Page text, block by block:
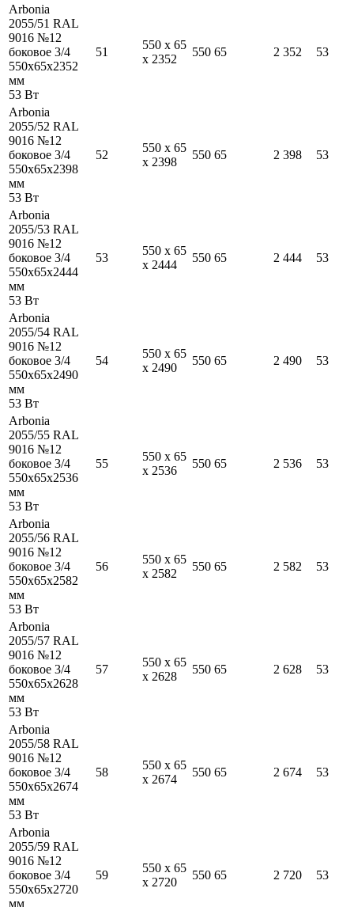
Arbonia
2055/51 RAL
9016 №12
боковое 3/4
550x65x2352
мм
53 Вт
51
550 x 65
x 2352
550 65 2 352 53
Arbonia
2055/52 RAL
9016 №12
боковое 3/4
550x65x2398
мм
53 Вт
52
550 x 65
x 2398
550 65 2 398 53
Arbonia
2055/53 RAL
9016 №12
боковое 3/4
550x65x2444
мм
53 Вт
53
550 x 65
x 2444
550 65 2 444 53
Arbonia
2055/54 RAL
9016 №12
боковое 3/4
550x65x2490
мм
53 Вт
54
550 x 65
x 2490
550 65 2 490 53
Arbonia
2055/55 RAL
9016 №12
боковое 3/4
550x65x2536
мм
53 Вт
55
550 x 65
x 2536
550 65 2 536 53
Arbonia
2055/56 RAL
9016 №12
боковое 3/4
550x65x2582
мм
53 Вт
56
550 x 65
x 2582
550 65 2 582 53
Arbonia
2055/57 RAL
9016 №12
боковое 3/4
550x65x2628
мм
53 Вт
57
550 x 65
x 2628
550 65 2 628 53
Arbonia
2055/58 RAL
9016 №12
боковое 3/4
550x65x2674
мм
53 Вт
58
550 x 65
x 2674
550 65 2 674 53
Arbonia
2055/59 RAL
9016 №12
боковое 3/4
550x65x2720
мм
59
550 x 65
x 2720
550 65 2 720 53